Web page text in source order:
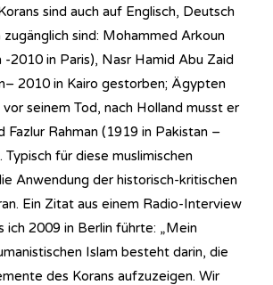
sind auch auf Englisch, Deutsch
sind: Mohammed Arkoun
2010 in Paris), Nasr Hamid Abu Zaid
2010 in Kairo gestorben; Ägypten
seinem Tod, nach Holland musst er
Fazlur Rahman (1919 in Pakistan –
Typisch für diese muslimischen
Anwendung der historisch-kritischen
Ein Zitat aus einem Radio-Interview
ich 2009 in Berlin führte: „Mein
Islam besteht darin, die
des Korans aufzuzeigen. Wir